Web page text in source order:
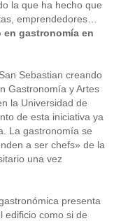
la que ha hecho que
emprendedores…
en gastronomía en
Sebastian creando
Gastronomía y Artes
la Universidad de
de esta iniciativa ya
La gastronomía se
a ser chefs» de la
una vez
presenta
edificio como si de